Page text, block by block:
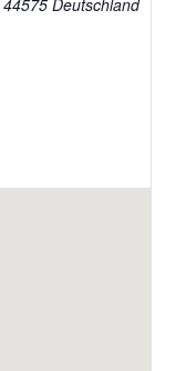
44575 Deutschland